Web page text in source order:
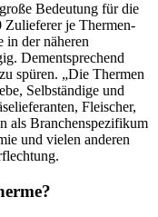
Bedeutung für die
je Thermen-
in der näheren
Dementsprechend
spüren. „Die Thermen
Selbständige und
Fleischer,
als Branchenspezifikum
und vielen anderen